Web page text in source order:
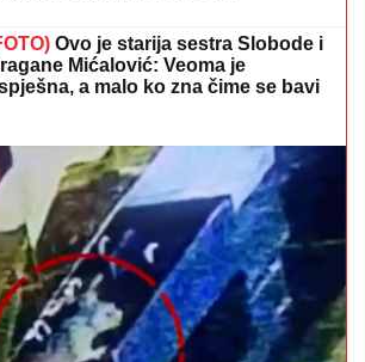
Ovo je starija sestra Slobode i
Mićalović: Veoma je
a malo ko zna čime se bavi